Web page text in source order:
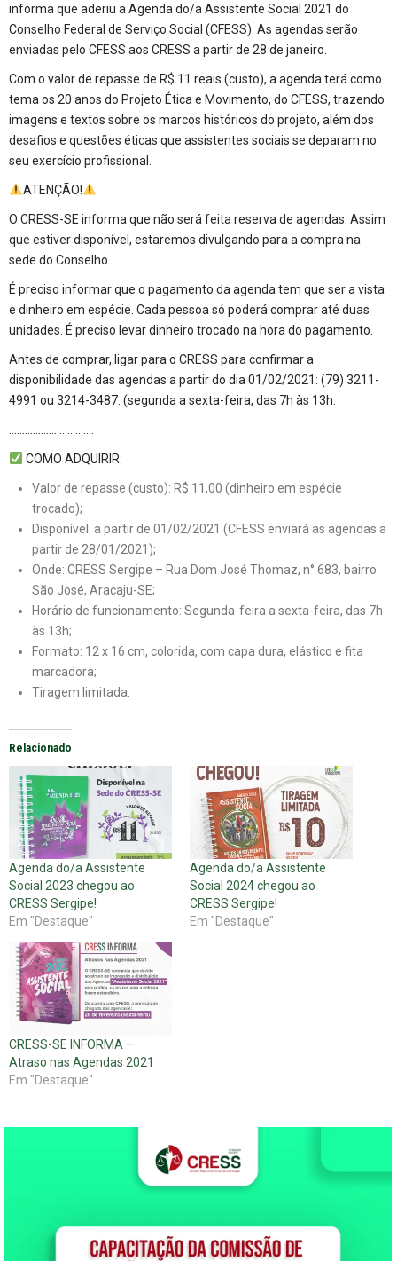
informa que aderiu a Agenda do/a Assistente Social 2021 do
Conselho Federal de Serviço Social (CFESS). As agendas serão
enviadas pelo CFESS aos CRESS a partir de 28 de janeiro.
Com o valor de repasse de R$ 11 reais (custo), a agenda terá como
tema os 20 anos do Projeto Ética e Movimento, do CFESS, trazendo
imagens e textos sobre os marcos históricos do projeto, além dos
desafios e questões éticas que assistentes sociais se deparam no
seu exercício profissional.
ATENÇÃO!
O CRESS-SE informa que não será feita reserva de agendas. Assim
que estiver disponível, estaremos divulgando para a compra na
sede do Conselho.
É preciso informar que o pagamento da agenda tem que ser a vista
e dinheiro em espécie. Cada pessoa só poderá comprar até duas
unidades. É preciso levar dinheiro trocado na hora do pagamento.
Antes de comprar, ligar para o CRESS para confirmar a
disponibilidade das agendas a partir do dia 01/02/2021: (79) 3211-
4991 ou 3214-3487. (segunda a sexta-feira, das 7h às 13h.
COMO ADQUIRIR:
Valor de repasse (custo): R$ 11,00 (dinheiro em espécie
trocado);
Disponível: a partir de 01/02/2021 (CFESS enviará as agendas a
partir de 28/01/2021);
Onde: CRESS Sergipe – Rua Dom José Thomaz, n° 683, bairro
São José, Aracaju-SE;
Horário de funcionamento: Segunda-feira a sexta-feira, das 7h
às 13h;
Formato: 12 x 16 cm, colorida, com capa dura, elástico e fita
marcadora;
Tiragem limitada.
Relacionado
Agenda do/a Assistente
Social 2023 chegou ao
CRESS Sergipe!
Em "Destaque"
Agenda do/a Assistente
Social 2024 chegou ao
CRESS Sergipe!
Em "Destaque"
CRESS-SE INFORMA –
Atraso nas Agendas 2021
Em "Destaque"